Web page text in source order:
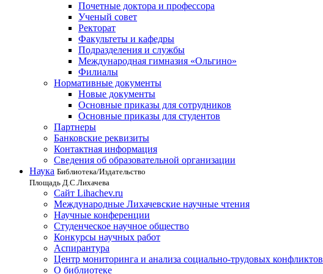
Почетные доктора и профессора
Ученый совет
Ректорат
Факультеты и кафедры
Подразделения и службы
Международная гимназия «Ольгино»
Филиалы
Нормативные документы
Новые документы
Основные приказы для сотрудников
Основные приказы для студентов
Партнеры
Банковские реквизиты
Контактная информация
Сведения об образовательной организации
Наука Библиотека/Издательство
Площадь Д.С.Лихачева
Сайт Lihachev.ru
Международные Лихачевские научные чтения
Научные конференции
Студенческое научное общество
Конкурсы научных работ
Аспирантура
Центр мониторинга и анализа социально-трудовых конфликтов
О библиотеке